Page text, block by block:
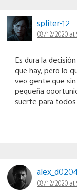
spliter-12
08/12/2020 at
Es dura la
que hay, pero lo
veo gente que sin
pequeña
suerte para
alex_d0204
08/12/2020 at